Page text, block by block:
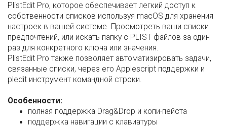
PlistEdit Pro, которое обеспечивает легкий доступ к
собственности списков используя macOS для хранения
настроек в вашей системе. Просмотреть ваши списки
предпочтений, или искать папку с PLIST файлов за один
раз для конкретного ключа или значения.
PlistEdit Pro также позволяет автоматизировать задачи,
связанные списки, через его Applescript поддержки и
pledit инструмент командной строки.
Особенности:
полная поддержка Drag&Drop и копи-пейста
поддержка навигации с клавиатуры